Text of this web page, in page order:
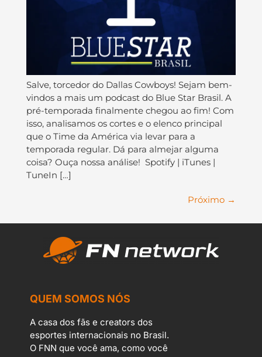
Salve, torcedor do Dallas Cowboys! Sejam bem-
vindos a mais um podcast do Blue Star Brasil. A
pré-temporada finalmente chegou ao fim! Com
isso, analisamos os cortes e o elenco principal
que o Time da América via levar para a
temporada regular. Dá para almejar alguma
coisa? Ouça nossa análise! Spotify | iTunes |
TuneIn […]
Próximo →
QUEM SOMOS NÓS
A casa dos fãs e creators dos
esportes internacionais no Brasil.
O FNN que você ama, como você